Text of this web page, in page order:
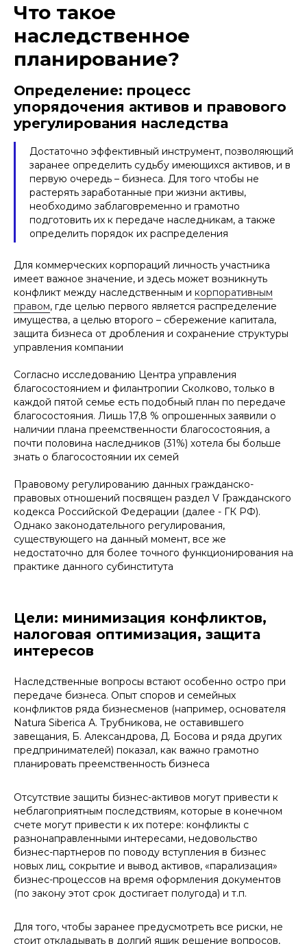
Что такое
наследственное
планирование?
Определение: процесс
упорядочения активов и правового
урегулирования наследства
Достаточно эффективный инструмент, позволяющий
заранее определить судьбу имеющихся активов, и в
первую очередь – бизнеса. Для того чтобы не
растерять заработанные при жизни активы,
необходимо заблаговременно и грамотно
подготовить их к передаче наследникам, а также
определить порядок их распределения
Для коммерческих корпораций личность участника
имеет важное значение, и здесь может возникнуть
конфликт между наследственным и корпоративным
правом, где целью первого является распределение
имущества, а целью второго – сбережение капитала,
защита бизнеса от дробления и сохранение структуры
управления компании
Согласно исследованию Центра управления
благосостоянием и филантропии Сколково, только в
каждой пятой семье есть подобный план по передаче
благосостояния. Лишь 17,8 % опрошенных заявили о
наличии плана преемственности благосостояния, а
почти половина наследников (31%) хотела бы больше
знать о благосостоянии их семей
Правовому регулированию данных гражданско-
правовых отношений посвящен раздел V Гражданского
кодекса Российской Федерации (далее - ГК РФ).
Однако законодательного регулирования,
существующего на данный момент, все же
недостаточно для более точного функционирования на
практике данного субинститута
Цели: минимизация конфликтов,
налоговая оптимизация, защита
интересов
Наследственные вопросы встают особенно остро при
передаче бизнеса. Опыт споров и семейных
конфликтов ряда бизнесменов (например, основателя
Natura Siberica А. Трубникова, не оставившего
завещания, Б. Александрова, Д. Босова и ряда других
предпринимателей) показал, как важно грамотно
планировать преемственность бизнеса
Отсутствие защиты бизнес-активов могут привести к
неблагоприятным последствиям, которые в конечном
счете могут привести к их потере: конфликты с
разнонаправленными интересами, недовольство
бизнес-партнеров по поводу вступления в бизнес
новых лиц, сокрытие и вывод активов, «парализация»
бизнес-процессов на время оформления документов
(по закону этот срок достигает полугода) и т.п.
Для того, чтобы заранее предусмотреть все риски, не
стоит откладывать в долгий ящик решение вопросов,